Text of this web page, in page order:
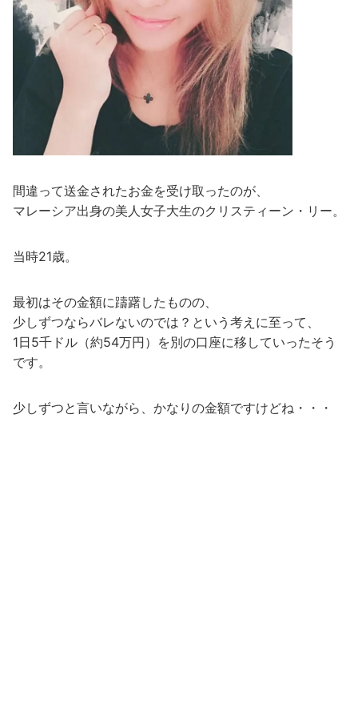
間違って送金されたお金を受け取ったのが、
マレーシア出身の美人女子大生のクリスティーン・リー。
当時21歳。
最初はその金額に躊躇したものの、
少しずつならバレないのでは？という考えに至って、
1日5千ドル（約54万円）を別の口座に移していったそう
です。
少しずつと言いながら、かなりの金額ですけどね・・・